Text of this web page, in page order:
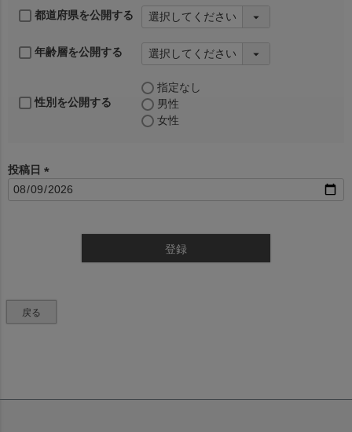
都道府県を公開する
年齢層を公開する
性別を公開する
指定なし
男性
女性
投稿日
(
登録
戻る